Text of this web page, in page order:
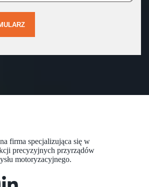
firma specjalizująca się w
precyzyjnych przyrządów
motoryzacyjnego.